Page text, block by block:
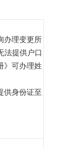
办理变更所
供户口
》可办理姓
供身份证至